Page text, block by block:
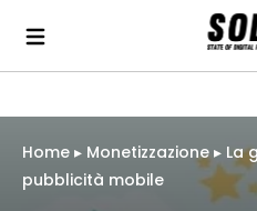
Home ▸ Monetizzazione ▸ La
pubblicità mobile